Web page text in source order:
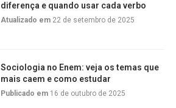
diferença e quando usar cada verbo
Atualizado em 22 de setembro de 2025
Sociologia no Enem: veja os temas que
mais caem e como estudar
Publicado em 16 de outubro de 2025